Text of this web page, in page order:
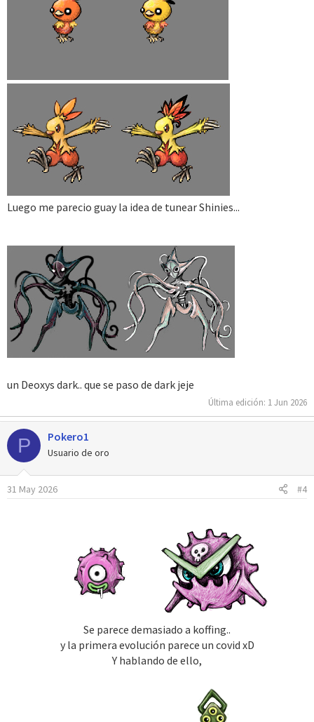
Luego me parecio guay la idea de tunear Shinies...
un Deoxys dark.. que se paso de dark jeje
Última edición: 1 Jun 2026
P Pokero1
Usuario de oro
31 May 2026 #4
Se parece demasiado a koffing..
y la primera evolución parece un covid xD
Y hablando de ello,